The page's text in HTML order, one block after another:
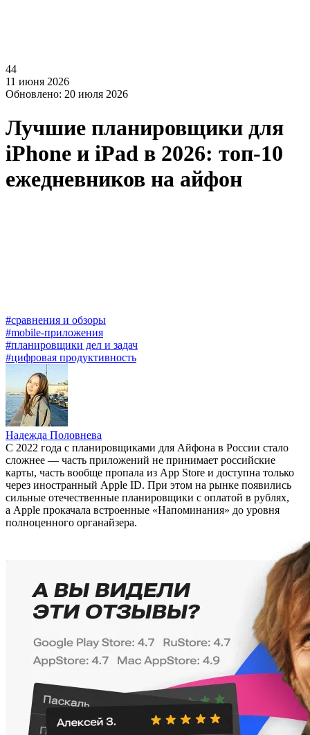
44
11 июня 2026
Обновлено: 20 июля 2026
Лучшие планировщики для
iPhone и iPad в 2026: топ-10
ежедневников на айфон
#сравнения и обзоры
#mobile-приложения
#планировщики дел и задач
#цифровая продуктивность
Надежда Половнева
С 2022 года с планировщиками для Айфона в России стало
сложнее — часть приложений не принимает российские
карты, часть вообще пропала из App Store и доступна только
через иностранный Apple ID. При этом на рынке появились
сильные отечественные планировщики с оплатой в рублях,
а Apple прокачала встроенные «Напоминания» до уровня
полноценного органайзера.